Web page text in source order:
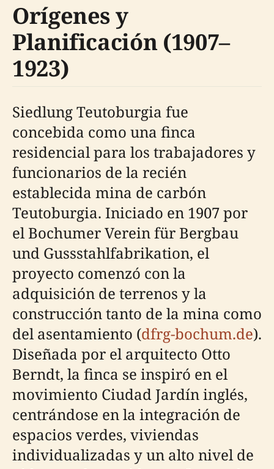
Orígenes y
Planificación (1907–
1923)
Siedlung Teutoburgia fue
concebida como una finca
residencial para los trabajadores y
funcionarios de la recién
establecida mina de carbón
Teutoburgia. Iniciado en 1907 por
el Bochumer Verein für Bergbau
und Gussstahlfabrikation, el
proyecto comenzó con la
adquisición de terrenos y la
construcción tanto de la mina como
del asentamiento (dfrg-bochum.de).
Diseñada por el arquitecto Otto
Berndt, la finca se inspiró en el
movimiento Ciudad Jardín inglés,
centrándose en la integración de
espacios verdes, viviendas
individualizadas y un alto nivel de